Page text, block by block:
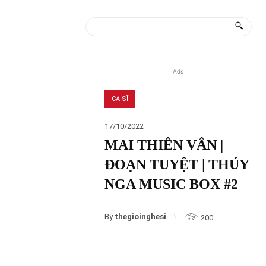
Ads
CA SĨ
17/10/2022
MAI THIÊN VÂN |
ĐOẠN TUYỆT | THÚY
NGA MUSIC BOX #2
By thegioinghesi 200